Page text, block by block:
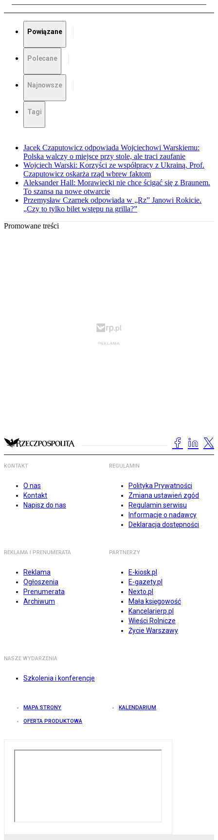
Powiązane
Polecane
Najnowsze
Tagi
Jacek Czaputowicz odpowiada Wojciechowi Warskiemu:
Polska walczy o miejsce przy stole, ale traci zaufanie
Wojciech Warski: Korzyści ze współpracy z Ukrainą. Prof.
Czaputowicz oskarża rząd wbrew faktom
Aleksander Hall: Morawiecki nie chce ścigać się z Braunem.
To szansa na nowe otwarcie
Przemysław Czarnek odpowiada w „Rz” Janowi Rokicie.
„Czy to tylko bilet wstępu na grilla?”
Promowane treści
KONTAKT
O nas
Kontakt
Napisz do nas
REGULAMIN
Polityka Prywatności
Zmiana ustawień zgód
Regulamin serwisu
Informacje o nadawcy
Deklaracja dostępności
REKLAMA I PRENUMERATA
Reklama
Ogłoszenia
Prenumerata
Archiwum
PARTNERZY
E-kiosk.pl
E-gazety.pl
Nexto.pl
Mała księgowość
Kancelarierp.pl
Wieści Rolnicze
Życie Warszawy
NASZE WYDARZENIA
Szkolenia i konferencje
MAPA STRONY KALENDARIUM
OFERTA PRODUKTOWA